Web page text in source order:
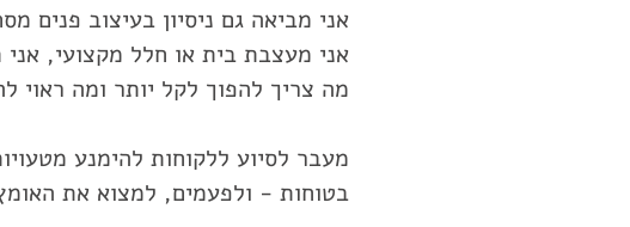
אני מביאה גם ניסיון בעיצוב פנים
אני מעצבת בית או חלל מקצועי,
מה צריך להפוך לקל יותר ומה ראוי
מעבר לסיוע ללקוחות להימנע
בטוחות - ולפעמים, למצוא את